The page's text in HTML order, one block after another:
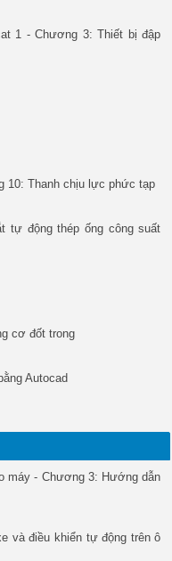
1 - Chương 3: Thiết bị đập
10: Thanh chịu lực phức tạp
tự động thép ống công suất
cơ đốt trong
Autocad
máy - Chương 3: Hướng dẫn
và điều khiển tự động trên ô